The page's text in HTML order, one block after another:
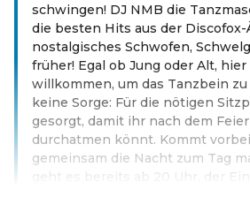
schwingen! DJ NMB die
die besten Hits aus der Discofox-
nostalgisches Schwofen,
früher! Egal ob Jung oder Alt,
willkommen, um das Tanzbein
keine Sorge: Für die nötigen
gesorgt, damit ihr nach dem
durchatmen könnt. Kommt
gemeinsam die Nacht zum Tag
geht es bereits ab 20 Uhr, der